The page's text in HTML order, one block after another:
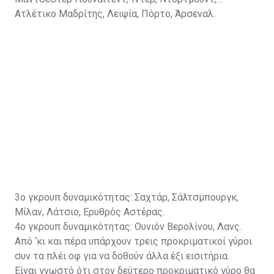
Ατλέτικο Μαδρίτης, Λειψία, Πόρτο, Άρσεναλ.
3ο γκρουπ δυναμικότητας: Σαχτάρ, Σάλτσμπουργκ,
Μίλαν, Λάτσιο, Ερυθρός Αστέρας.
4ο γκρουπ δυναμικότητας: Ουνιόν Βερολίνου, Λανς.
Από ‘κι και πέρα υπάρχουν τρεις προκριματικοί γύροι
συν τα πλέι οφ για να δοθούν άλλα έξι εισιτήρια.
Είναι γνωστό ότι στον δεύτερο προκριματικό γύρο θα